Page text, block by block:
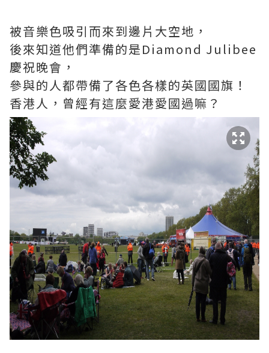
被音樂色吸引而來到邊片大空地，
後來知道他們準備的是Diamond Julibee
慶祝晚會，
參與的人都帶備了各色各樣的英國國旗！
香港人，曾經有這麼愛港愛國過嘛？